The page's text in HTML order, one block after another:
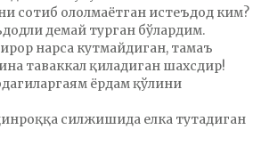
сотиб ололмаётган истеъдод ким?
демай турган бўлардим.
нарса кутмайдиган, тамаъ
таваккал қиладиган шахсдир!
ёрдам қўлини
силжишида елка тутадиган